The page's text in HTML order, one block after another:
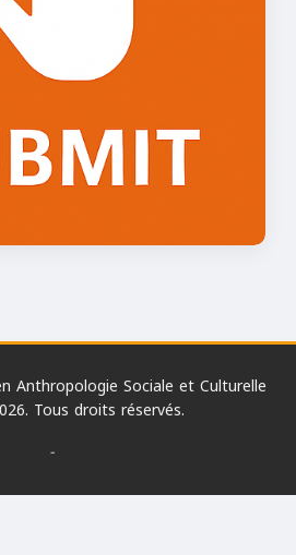
Anthropologie Sociale et Culturelle
Tous droits réservés.
-